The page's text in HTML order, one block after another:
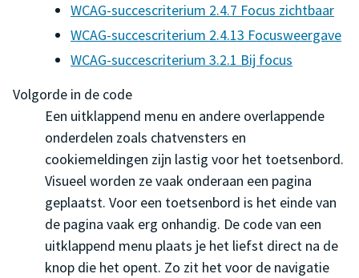
WCAG-succescriterium 2.4.7 Focus zichtbaar
WCAG-succescriterium 2.4.13 Focusweergave
WCAG-succescriterium 3.2.1 Bij focus
Volgorde in de code
Een uitklappend menu en andere overlappende
onderdelen zoals chatvensters en
cookiemeldingen zijn lastig voor het toetsenbord.
Visueel worden ze vaak onderaan een pagina
geplaatst. Voor een toetsenbord is het einde van
de pagina vaak erg onhandig. De code van een
uitklappend menu plaats je het liefst direct na de
knop die het opent. Zo zit het voor de navigatie